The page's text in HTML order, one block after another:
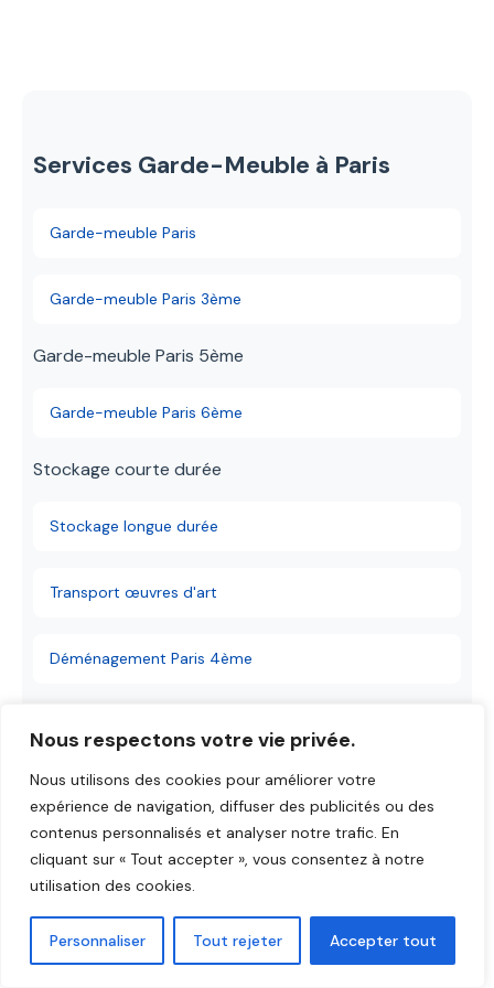
Nous respectons votre vie privée.
Nous utilisons des cookies pour améliorer votre
expérience de navigation, diffuser des publicités ou des
contenus personnalisés et analyser notre trafic. En
cliquant sur « Tout accepter », vous consentez à notre
utilisation des cookies.
Personnaliser Tout rejeter Accepter tout
conditions d'accès.
Services Garde-Meuble à Paris
Garde-meuble Paris
Garde-meuble Paris 3ème
Garde-meuble Paris 5ème
Garde-meuble Paris 6ème
Stockage courte durée
Stockage longue durée
Transport œuvres d'art
Déménagement Paris 4ème
Réservez Votre Garde-Meuble
Devis gratuit en 2 heures • Transport inclus •